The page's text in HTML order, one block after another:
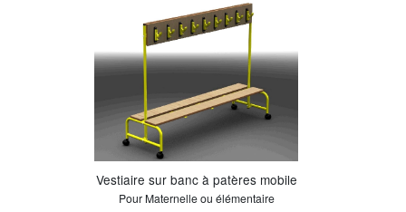
Vestiaire sur banc à patères mobile
Pour Maternelle ou élémentaire